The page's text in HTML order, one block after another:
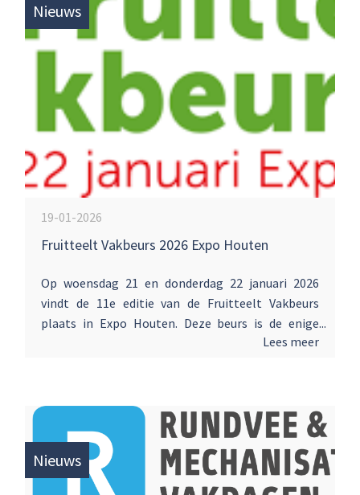
Nieuws
19-01-2026
Fruitteelt Vakbeurs 2026 Expo Houten
Op woensdag 21 en donderdag 22 januari 2026
vindt de 11e editie van de Fruitteelt Vakbeurs
plaats in Expo Houten. Deze beurs is de enige
meerdaagse vakbeurs speciaal voor de
entree is gratis en aanmelden is niet nodig.
Lees meer
Nieuws